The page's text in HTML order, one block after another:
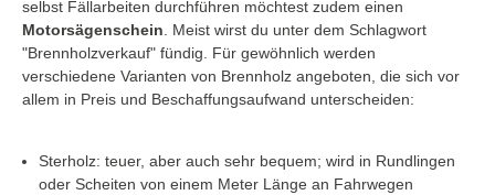
selbst Fällarbeiten durchführen möchtest zudem einen
Motorsägenschein . Meist wirst du unter dem Schlagwort
"Brennholzverkauf" fündig. Für gewöhnlich werden
verschiedene Varianten von Brennholz angeboten, die sich vor
allem in Preis und Beschaffungsaufwand unterscheiden:
Sterholz: teuer, aber auch sehr bequem; wird in Rundlingen
oder Scheiten von einem Meter Länge an Fahrwegen